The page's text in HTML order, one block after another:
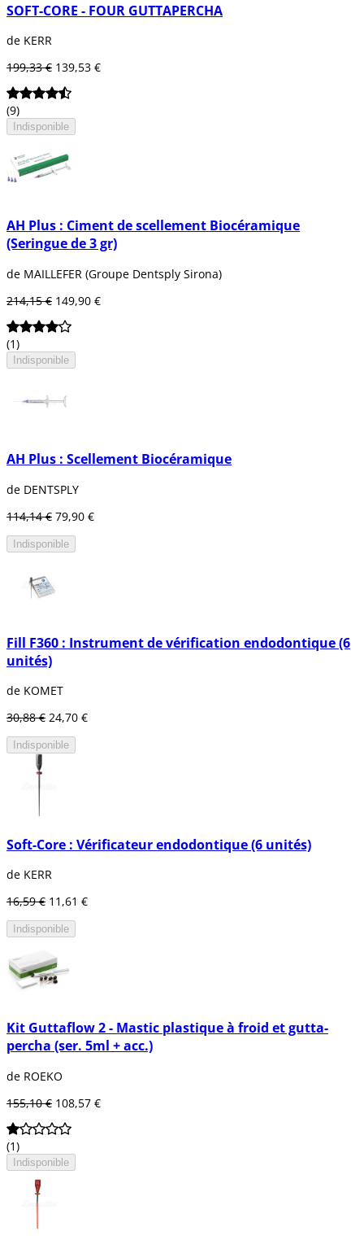
SOFT-CORE - FOUR GUTTAPERCHA
de KERR
199,33 € 139,53 €
(9)
Indisponible
AH Plus : Ciment de scellement Biocéramique
(Seringue de 3 gr)
de MAILLEFER (Groupe Dentsply Sirona)
214,15 € 149,90 €
(1)
Indisponible
AH Plus : Scellement Biocéramique
de DENTSPLY
114,14 € 79,90 €
Indisponible
Fill F360 : Instrument de vérification endodontique (6
unités)
de KOMET
30,88 € 24,70 €
Indisponible
Soft-Core : Vérificateur endodontique (6 unités)
de KERR
16,59 € 11,61 €
Indisponible
Kit Guttaflow 2 - Mastic plastique à froid et gutta-
percha (ser. 5ml + acc.)
de ROEKO
155,10 € 108,57 €
(1)
Indisponible